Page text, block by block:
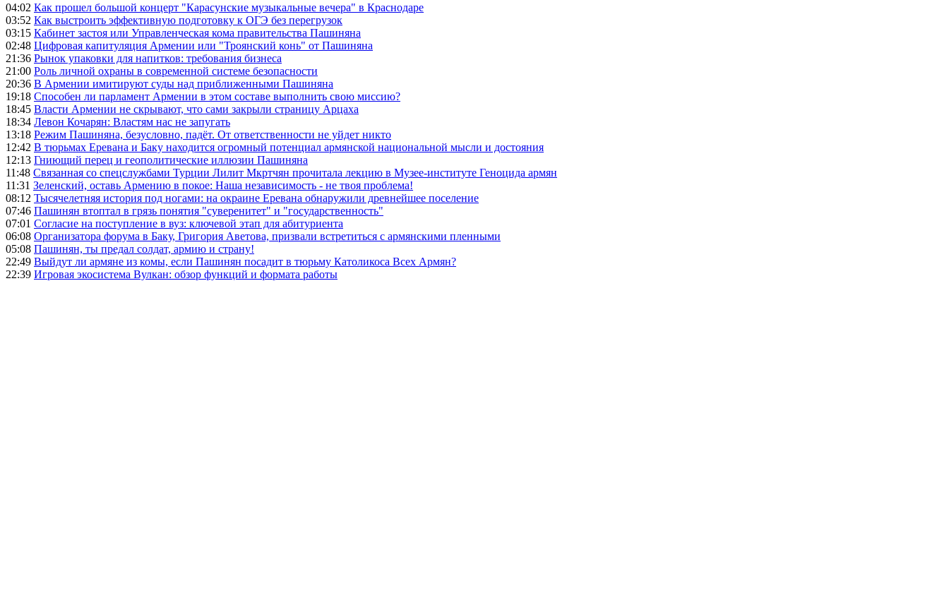
04:02 Как прошел большой концерт "Карасунские музыкальные вечера" в Краснодаре
03:52 Как выстроить эффективную подготовку к ОГЭ без перегрузок
03:15 Кабинет застоя или Управленческая кома правительства Пашиняна
02:48 Цифровая капитуляция Армении или "Троянский конь" от Пашиняна
21:36 Рынок упаковки для напитков: требования бизнеса
21:00 Роль личной охраны в современной системе безопасности
20:36 В Армении имитируют суды над приближенными Пашиняна
19:18 Способен ли парламент Армении в этом составе выполнить свою миссию?
18:45 Власти Армении не скрывают, что сами закрыли страницу Арцаха
18:34 Левон Кочарян: Властям нас не запугать
13:18 Режим Пашиняна, безусловно, падёт. От ответственности не уйдет никто
12:42 В тюрьмах Еревана и Баку находится огромный потенциал армянской национальной мысли и достояния
12:13 Гниющий перец и геополитические иллюзии Пашиняна
11:48 Связанная со спецслужбами Турции Лилит Мкртчян прочитала лекцию в Музее-институте Геноцида армян
11:31 Зеленский, оставь Армению в покое: Наша независимость - не твоя проблема!
08:12 Тысячелетняя история под ногами: на окраине Еревана обнаружили древнейшее поселение
07:46 Пашинян втоптал в грязь понятия "суверенитет" и "государственность"
07:01 Согласие на поступление в вуз: ключевой этап для абитуриента
06:08 Организатора форума в Баку, Григория Аветова, призвали встретиться с армянскими пленными
05:08 Пашинян, ты предал солдат, армию и страну!
22:49 Выйдут ли армяне из комы, если Пашинян посадит в тюрьму Католикоса Всех Армян?
22:39 Игровая экосистема Вулкан: обзор функций и формата работы